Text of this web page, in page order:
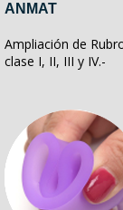
ANMAT
Ampliación de
clase I, II, III y IV.-